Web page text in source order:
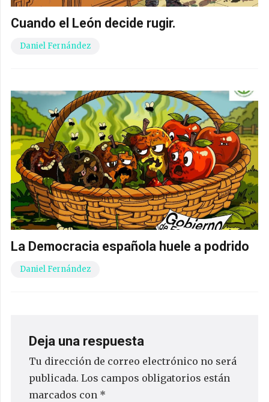
Cuando el León decide rugir.
Daniel Fernández
La Democracia española huele a podrido
Daniel Fernández
Deja una respuesta
Tu dirección de correo electrónico no será
publicada. Los campos obligatorios están
marcados con *